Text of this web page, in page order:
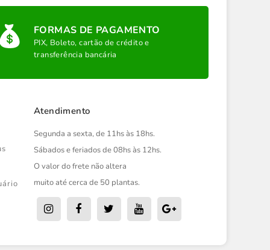
FORMAS DE PAGAMENTO
PIX, Boleto, cartão de crédito e
transferência bancária
Atendimento
Segunda a sexta, de 11hs às 18hs.
Sábados e feriados de 08hs às 12hs.
O valor do frete não altera
muito até cerca de 50 plantas.